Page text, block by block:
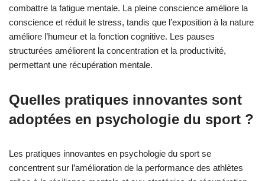
combattre la fatigue mentale. La pleine conscience améliore la
conscience et réduit le stress, tandis que l’exposition à la nature
améliore l’humeur et la fonction cognitive. Les pauses
structurées améliorent la concentration et la productivité,
permettant une récupération mentale.
Quelles pratiques innovantes sont
adoptées en psychologie du sport ?
Les pratiques innovantes en psychologie du sport se
concentrent sur l’amélioration de la performance des athlètes